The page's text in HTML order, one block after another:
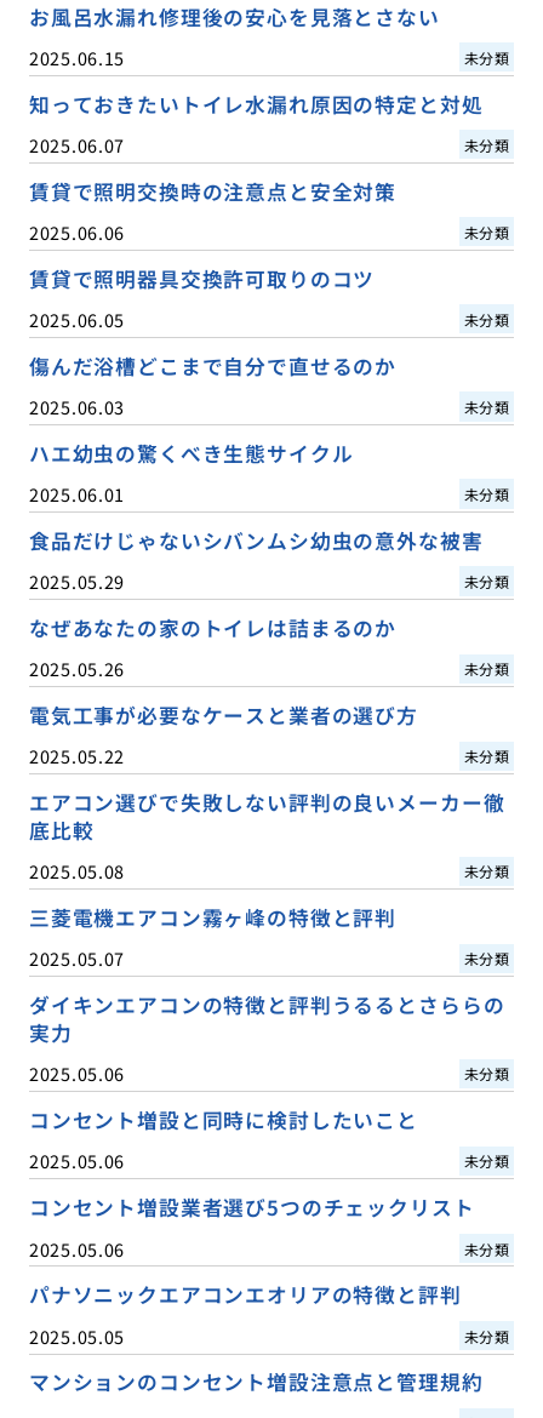
お風呂水漏れ修理後の安心を見落とさない
2025.06.15 未分類
知っておきたいトイレ水漏れ原因の特定と対処
2025.06.07 未分類
賃貸で照明交換時の注意点と安全対策
2025.06.06 未分類
賃貸で照明器具交換許可取りのコツ
2025.06.05 未分類
傷んだ浴槽どこまで自分で直せるのか
2025.06.03 未分類
ハエ幼虫の驚くべき生態サイクル
2025.06.01 未分類
食品だけじゃないシバンムシ幼虫の意外な被害
2025.05.29 未分類
なぜあなたの家のトイレは詰まるのか
2025.05.26 未分類
電気工事が必要なケースと業者の選び方
2025.05.22 未分類
エアコン選びで失敗しない評判の良いメーカー徹
底比較
2025.05.08 未分類
三菱電機エアコン霧ヶ峰の特徴と評判
2025.05.07 未分類
ダイキンエアコンの特徴と評判うるるとさららの
実力
2025.05.06 未分類
コンセント増設と同時に検討したいこと
2025.05.06 未分類
コンセント増設業者選び5つのチェックリスト
2025.05.06 未分類
パナソニックエアコンエオリアの特徴と評判
2025.05.05 未分類
マンションのコンセント増設注意点と管理規約